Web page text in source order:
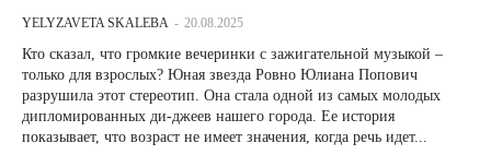
YELYZAVETA SKALEBA - 20.08.2025
Кто сказал, что громкие вечеринки с зажигательной музыкой –
только для взрослых? Юная звезда Ровно Юлиана Попович
разрушила этот стереотип. Она стала одной из самых молодых
дипломированных ди-джеев нашего города. Ее история
показывает, что возраст не имеет значения, когда речь идет...